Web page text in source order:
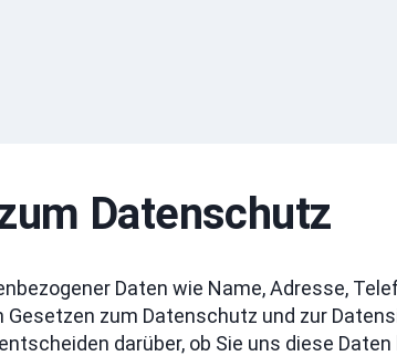
Datenschutz
Daten wie Name, Adresse,
zum Datenschutz und zur
darüber, ob Sie uns diese